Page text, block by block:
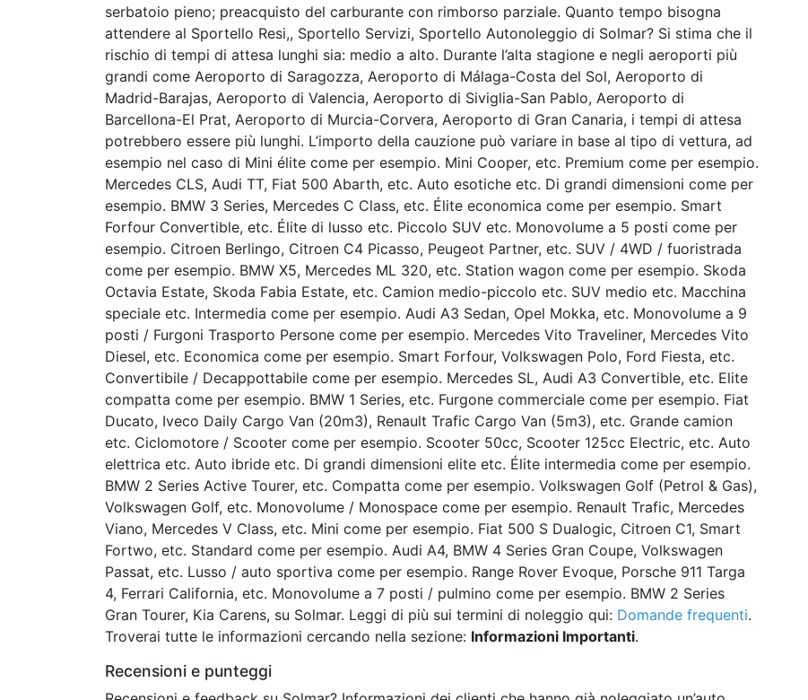
serbatoio pieno; preacquisto del carburante con rimborso parziale. Quanto tempo bisogna
attendere al Sportello Resi,, Sportello Servizi, Sportello Autonoleggio di Solmar? Si stima che il
rischio di tempi di attesa lunghi sia: medio a alto. Durante l’alta stagione e negli aeroporti più
grandi come Aeroporto di Saragozza, Aeroporto di Málaga-Costa del Sol, Aeroporto di
Madrid-Barajas, Aeroporto di Valencia, Aeroporto di Siviglia-San Pablo, Aeroporto di
Barcellona-El Prat, Aeroporto di Murcia-Corvera, Aeroporto di Gran Canaria, i tempi di attesa
potrebbero essere più lunghi. L’importo della cauzione può variare in base al tipo di vettura, ad
esempio nel caso di Mini élite come per esempio. Mini Cooper, etc. Premium come per esempio.
Mercedes CLS, Audi TT, Fiat 500 Abarth, etc. Auto esotiche etc. Di grandi dimensioni come per
esempio. BMW 3 Series, Mercedes C Class, etc. Élite economica come per esempio. Smart
Forfour Convertible, etc. Élite di lusso etc. Piccolo SUV etc. Monovolume a 5 posti come per
esempio. Citroen Berlingo, Citroen C4 Picasso, Peugeot Partner, etc. SUV / 4WD / fuoristrada
come per esempio. BMW X5, Mercedes ML 320, etc. Station wagon come per esempio. Skoda
Octavia Estate, Skoda Fabia Estate, etc. Camion medio-piccolo etc. SUV medio etc. Macchina
speciale etc. Intermedia come per esempio. Audi A3 Sedan, Opel Mokka, etc. Monovolume a 9
posti / Furgoni Trasporto Persone come per esempio. Mercedes Vito Traveliner, Mercedes Vito
Diesel, etc. Economica come per esempio. Smart Forfour, Volkswagen Polo, Ford Fiesta, etc.
Convertibile / Decappottabile come per esempio. Mercedes SL, Audi A3 Convertible, etc. Elite
compatta come per esempio. BMW 1 Series, etc. Furgone commerciale come per esempio. Fiat
Ducato, Iveco Daily Cargo Van (20m3), Renault Trafic Cargo Van (5m3), etc. Grande camion
etc. Ciclomotore / Scooter come per esempio. Scooter 50cc, Scooter 125cc Electric, etc. Auto
elettrica etc. Auto ibride etc. Di grandi dimensioni elite etc. Élite intermedia come per esempio.
BMW 2 Series Active Tourer, etc. Compatta come per esempio. Volkswagen Golf (Petrol & Gas),
Volkswagen Golf, etc. Monovolume / Monospace come per esempio. Renault Trafic, Mercedes
Viano, Mercedes V Class, etc. Mini come per esempio. Fiat 500 S Dualogic, Citroen C1, Smart
Fortwo, etc. Standard come per esempio. Audi A4, BMW 4 Series Gran Coupe, Volkswagen
Passat, etc. Lusso / auto sportiva come per esempio. Range Rover Evoque, Porsche 911 Targa
4, Ferrari California, etc. Monovolume a 7 posti / pulmino come per esempio. BMW 2 Series
Gran Tourer, Kia Carens, su Solmar. Leggi di più sui termini di noleggio qui: Domande frequenti.
Troverai tutte le informazioni cercando nella sezione: Informazioni Importanti.
Recensioni e punteggi